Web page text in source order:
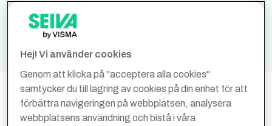
Runda, färgglada, klassiska. Hos oss får du rabatt på
bågar (och glas), oavsett tycke och smak.
Hej! Vi använder cookies
Genom att klicka på "acceptera alla cookies"
samtycker du till lagring av cookies på din enhet för att
förbättra navigeringen på webbplatsen, analysera
webbplatsens användning och bistå i våra